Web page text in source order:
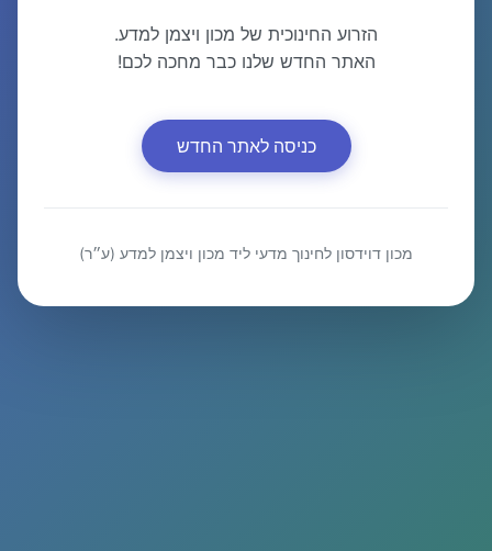
הזרוע החינוכית של מכון ויצמן למדע.
האתר החדש שלנו כבר מחכה לכם!
כניסה לאתר החדש
מכון דוידסון לחינוך מדעי ליד מכון ויצמן למדע (ע״ר)